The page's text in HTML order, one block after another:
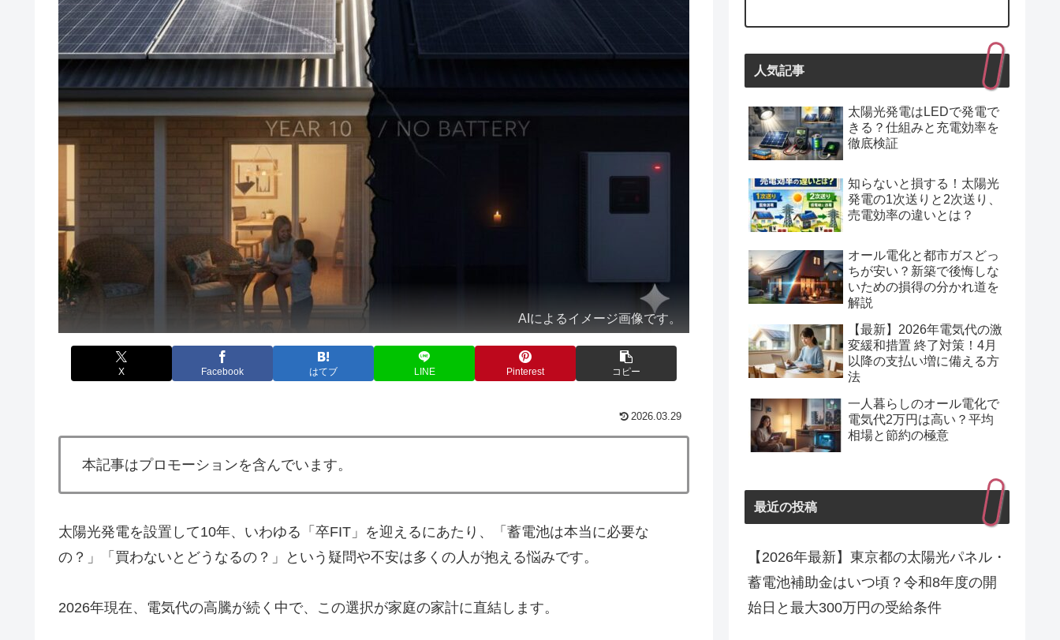
AIによるイメージ画像です。
X Facebook はてブ LINE Pinterest コピー
2026.03.29
本記事はプロモーションを含んでいます。
太陽光発電を設置して10年、いわゆる「卒FIT」を迎えるにあたり、「蓄電池は本当に必要な
の？」「買わないとどうなるの？」という疑問や不安は多くの人が抱える悩みです。
2026年現在、電気代の高騰が続く中で、この選択が家庭の家計に直結します。
人気記事
太陽光発電はLEDで発電で
きる？仕組みと充電効率を
徹底検証
知らないと損する！太陽光
発電の1次送りと2次送り、
売電効率の違いとは？
オール電化と都市ガスどっ
ちが安い？新築で後悔しな
いための損得の分かれ道を
解説
【最新】2026年電気代の激
変緩和措置 終了対策！4月
以降の支払い増に備える方
法
一人暮らしのオール電化で
電気代2万円は高い？平均
相場と節約の極意
最近の投稿
【2026年最新】東京都の太陽光パネル・
蓄電池補助金はいつ頃？令和8年度の開
始日と最大300万円の受給条件